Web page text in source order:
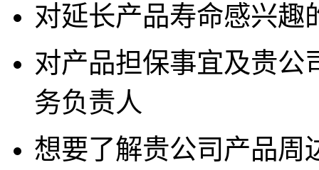
对延长产品寿命感兴趣
对产品担保事宜及贵公
务负责人
想要了解贵公司产品周